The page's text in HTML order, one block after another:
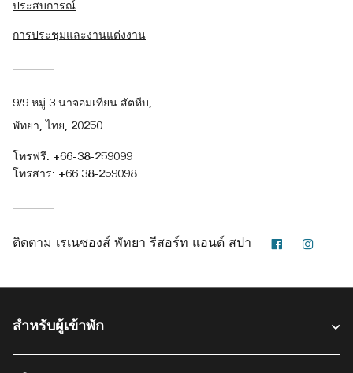
ประสบการณ์
การประชุมและงานแต่งงาน
9/9 หมู่ 3 นาจอมเทียน สัตหีบ,
พัทยา, ไทย, 20250
โทรฟรี: +66-38-259099
โทรสาร: +66 38-259098
ติดตาม เรเนซองส์ พัทยา รีสอร์ท แอนด์ สปา Facebook
สำหรับผู้เข้าพัก​